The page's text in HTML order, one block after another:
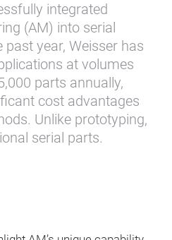
integrated
(AM) into serial
year, Weisser has
at volumes
parts annually,
cost advantages
Unlike prototyping,
serial parts.